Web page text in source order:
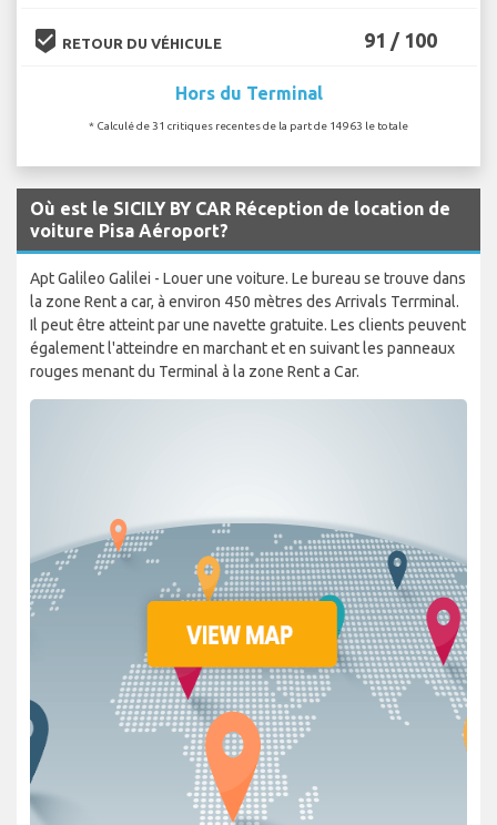
beenhere RETOUR DU VÉHICULE 91 / 100
Hors du Terminal
* Calculé de 31 critiques recentes de la part de 14963 le totale
Où est le SICILY BY CAR Réception de location de
voiture Pisa Aéroport?
Apt Galileo Galilei - Louer une voiture. Le bureau se trouve dans
la zone Rent a car, à environ 450 mètres des Arrivals Terrminal.
Il peut être atteint par une navette gratuite. Les clients peuvent
également l'atteindre en marchant et en suivant les panneaux
rouges menant du Terminal à la zone Rent a Car.